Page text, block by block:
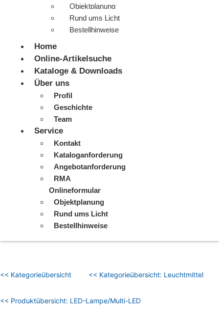
Objektplanung
Rund ums Licht
Bestellhinweise
Home
Online-Artikelsuche
Kataloge & Downloads
Über uns
Profil
Geschichte
Team
Service
Kontakt
Kataloganforderung
Angebotanforderung
RMA
Onlineformular
Objektplanung
Rund ums Licht
Bestellhinweise
<< Kategorieübersicht << Kategorieübersicht: Leuchtmittel
<< Produktübersicht: LED-Lampe/Multi-LED